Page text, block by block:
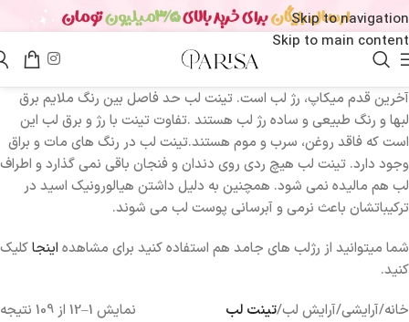
Skip to navigation
Skip to main content
آخرین قدم میکاپ، رژ لب است. تینت لب حد فاصل بین رنگ ملایم برق
لبها و رنگ طبیعی و ساده رژ لب هستند .تفاوت تینت با رژ و برق لب این
است که فاقد روغن، سرب و موم هستند.تینت لب در رنگ های مات و براق
وجود دارد. تینت لب هیچ ردی روی دندان و فنجان باقی نمی گذارد و اطراف
لب هم مالیده نمی شود‌. همچنین به دلیل داشتن هیالورونیک اسید در
ترکیباتشان باعث نرمی و آبرسانی پوست لب می شوند‌‌.
شما میتوانید از رژلب های جامد هم استفاده کنید برای مشاهده اینجاکلیک
کنید.
خانه/آرایشی/آرایش لب/تینت لب
نمایش 1–12 از 109 نتیجه